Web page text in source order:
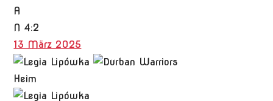
A
N 4:2
13 März 2025
Heim